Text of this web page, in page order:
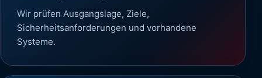
Wir prüfen Ausgangslage, Ziele,
Sicherheitsanforderungen und vorhandene
Systeme.